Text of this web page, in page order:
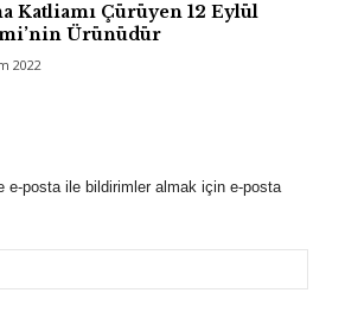
Katliamı Çürüyen 12 Eylül
Ürünüdür
2022
e-posta ile bildirimler almak için e-posta